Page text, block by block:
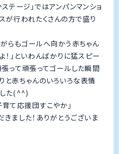
テージ」ではアンパンマンショ
が行われたくさんの方で盛り
らもゴールへ向かう赤ちゃん
！」といわんばかりに猛スピー
張って頑張ってゴールした瞬間
と赤ちゃんのいろいろな表情
た(^^)
て応援団すこやか」
ました！ありがとうございま